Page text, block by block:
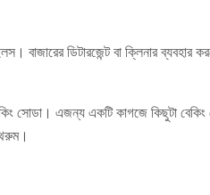
বাজারের ডিটারজেন্ট বা ক্লিনার ব্যবহার
সোডা। এজন্য একটি কাগজে কিছুটা বেকিং